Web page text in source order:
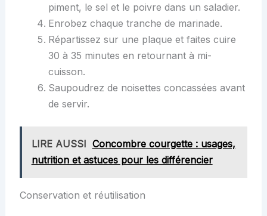
piment, le sel et le poivre dans un saladier.
Enrobez chaque tranche de marinade.
Répartissez sur une plaque et faites cuire
30 à 35 minutes en retournant à mi-
cuisson.
Saupoudrez de noisettes concassées avant
de servir.
LIRE AUSSI Concombre courgette : usages,
nutrition et astuces pour les différencier
Conservation et réutilisation